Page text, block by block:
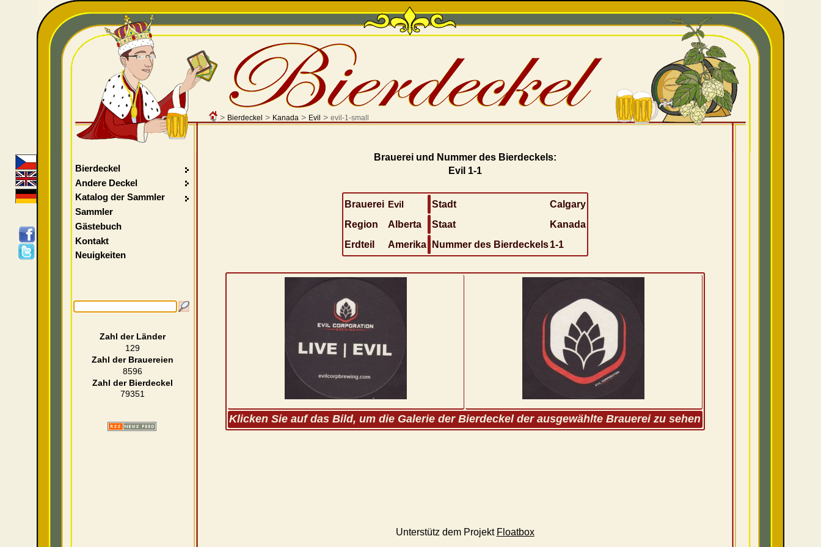
> Bierdeckel > Kanada> Evil > evil-1-small
Brauerei und Nummer des Bierdeckels:
Evil 1-1
Brauerei Evil Stadt
Calgary
Region
Alberta Staat
Kanada
Erdteil
Amerika Nummer des Bierdeckels 1-1
Klicken Sie auf das Bild, um die Galerie der Bierdeckel der ausgewählte Brauerei zu sehen
Unterstütz dem Projekt Floatbox
Bierdeckel
Andere Deckel
Katalog der Sammler
Sammler
Gästebuch
Kontakt
Neuigkeiten
Zahl der Länder
129
Zahl der Brauereien
8596
Zahl der Bierdeckel
79351